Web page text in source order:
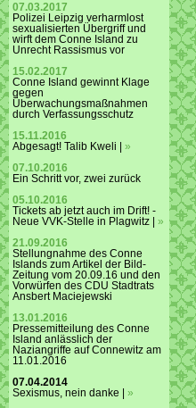
07.03.2017
Polizei Leipzig verharmlost
sexualisierten Übergriff und
wirft dem Conne Island zu
Unrecht Rassismus vor
15.02.2017
Conne Island gewinnt Klage
gegen
Überwachungsmaßnahmen
durch Verfassungsschutz
15.11.2016
Abgesagt! Talib Kweli | »
07.10.2016
Ein Schritt vor, zwei zurück
05.10.2016
Tickets ab jetzt auch im Drift! -
Neue VVK-Stelle in Plagwitz | »
21.09.2016
Stellungnahme des Conne
Islands zum Artikel der Bild-
Zeitung vom 20.09.16 und den
Vorwürfen des CDU Stadtrats
Ansbert Maciejewski
13.01.2016
Pressemitteilung des Conne
Island anlässlich der
Naziangriffe auf Connewitz am
11.01.2016
07.04.2014
Sexismus, nein danke | »